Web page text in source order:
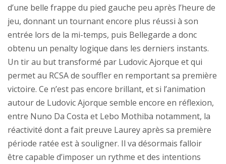
d’une belle frappe du pied gauche peu après l’heure de
jeu, donnant un tournant encore plus réussi à son
entrée lors de la mi-temps, puis Bellegarde a donc
obtenu un penalty logique dans les derniers instants.
Un tir au but transformé par Ludovic Ajorque et qui
permet au RCSA de souffler en remportant sa première
victoire. Ce n’est pas encore brillant, et si l’animation
autour de Ludovic Ajorque semble encore en réflexion,
entre Nuno Da Costa et Lebo Mothiba notamment, la
réactivité dont a fait preuve Laurey après sa première
période ratée est à souligner. Il va désormais falloir
être capable d’imposer un rythme et des intentions